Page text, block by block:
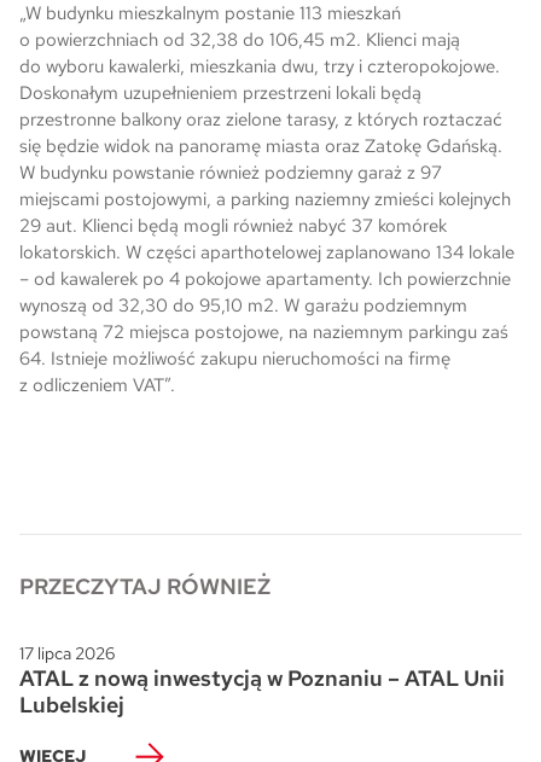
„W budynku mieszkalnym postanie 113 mieszkań
o powierzchniach od 32,38 do 106,45 m2. Klienci mają
do wyboru kawalerki, mieszkania dwu, trzy i czteropokojowe.
Doskonałym uzupełnieniem przestrzeni lokali będą
przestronne balkony oraz zielone tarasy, z których roztaczać
się będzie widok na panoramę miasta oraz Zatokę Gdańską.
W budynku powstanie również podziemny garaż z 97
miejscami postojowymi, a parking naziemny zmieści kolejnych
29 aut. Klienci będą mogli również nabyć 37 komórek
lokatorskich. W części aparthotelowej zaplanowano 134 lokale
– od kawalerek po 4 pokojowe apartamenty. Ich powierzchnie
wynoszą od 32,30 do 95,10 m2. W garażu podziemnym
powstaną 72 miejsca postojowe, na naziemnym parkingu zaś
64. Istnieje możliwość zakupu nieruchomości na firmę
z odliczeniem VAT”.
PRZECZYTAJ RÓWNIEŻ
17 lipca 2026
ATAL z nową inwestycją w Poznaniu – ATAL Unii
Lubelskiej
WIĘCEJ